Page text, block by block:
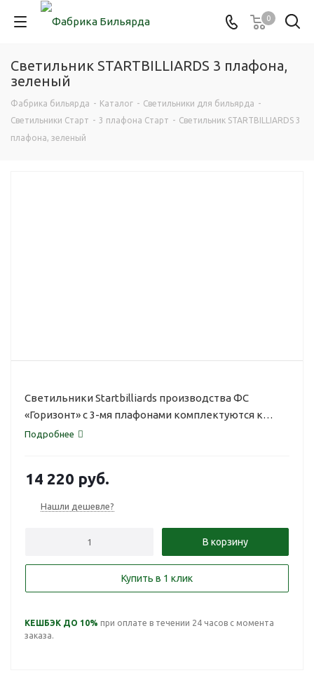
0
Светильник STARTBILLIARDS 3 плафона,
зеленый
Фабрика бильярда - Каталог - Светильники для бильярда -
Светильники Старт - 3 плафона Старт - Светильник STARTBILLIARDS 3
плафона, зеленый
Светильники Startbilliards производства ФС
«Горизонт» с 3-мя плафонами комплектуются к
столам 7 и 8 футов.
Подробнее
14 220 руб.
Нашли дешевле?
В корзину
Купить в 1 клик
КЕШБЭК ДО 10% при оплате в течении 24 часов с момента
заказа.